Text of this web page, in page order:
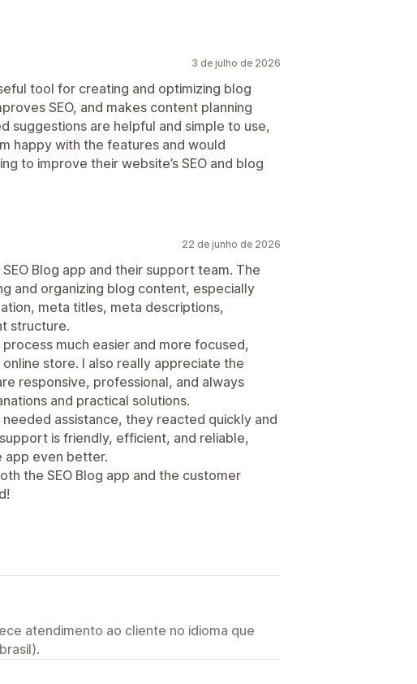
3 de julho de 2026
tool for creating and optimizing blog
SEO, and makes content planning
suggestions are helpful and simple to use,
happy with the features and would
to improve their website’s SEO and blog
22 de junho de 2026
SEO Blog app and their support team. The
and organizing blog content, especially
meta titles, meta descriptions,
structure.
much easier and more focused,
store. I also really appreciate the
responsive, professional, and always
and practical solutions.
assistance, they reacted quickly and
is friendly, efficient, and reliable,
app even better.
the SEO Blog app and the customer
atendimento ao cliente no idioma que